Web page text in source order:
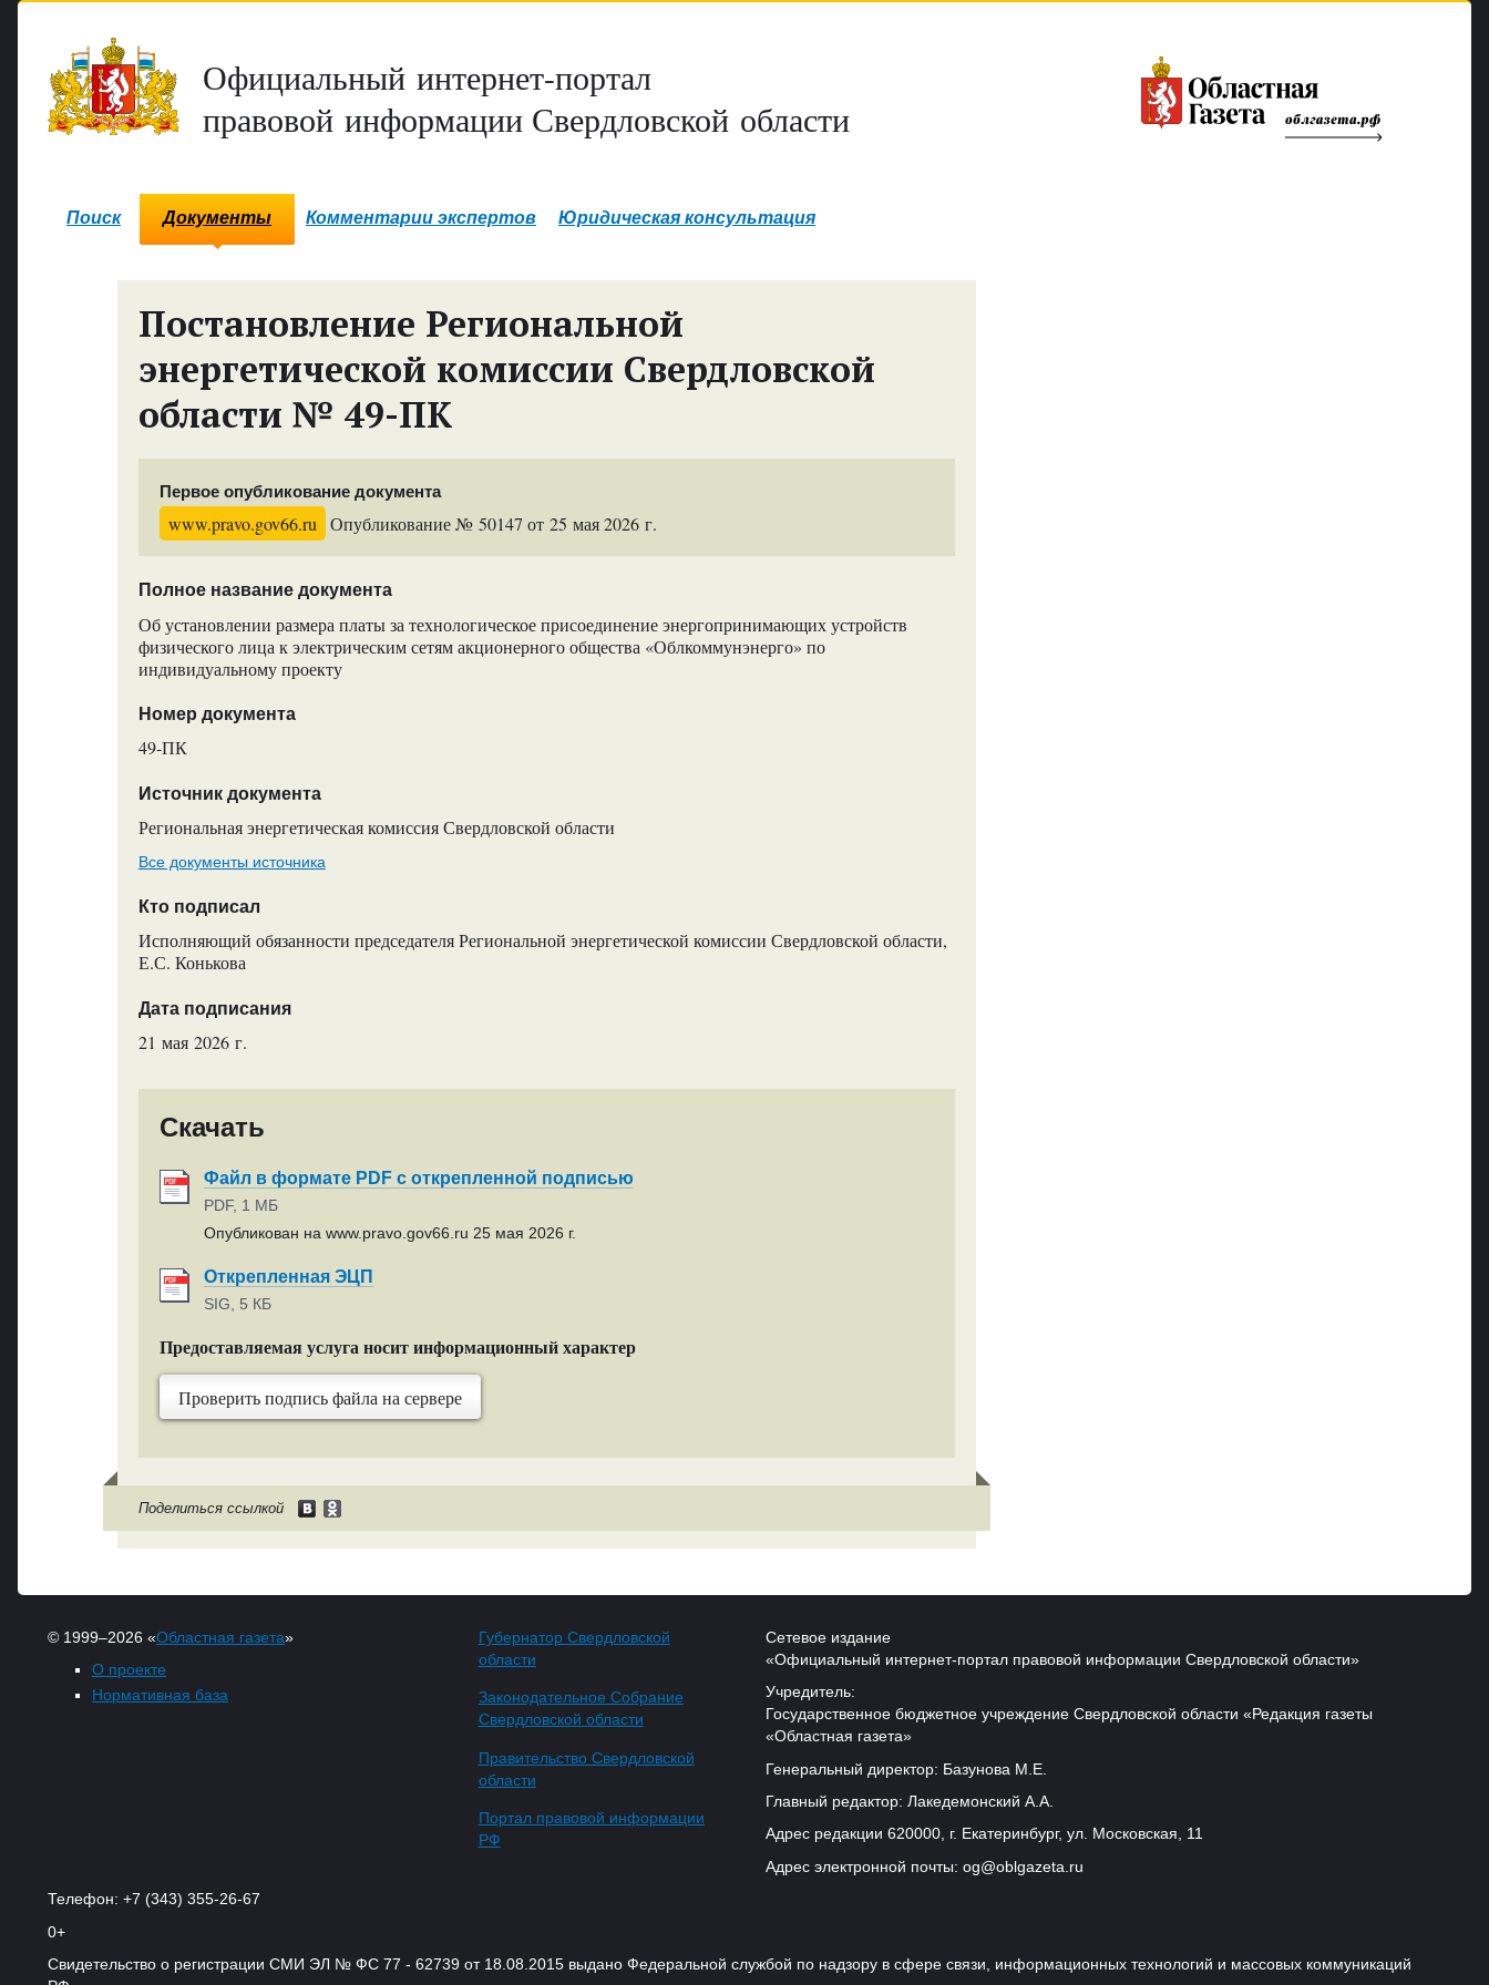
Официальный интернет-портал
правовой информации Свердловской области
Поиск Документы Комментарии экспертов Юридическая консультация
Постановление Региональной
энергетической комиссии Свердловской
области № 49-ПК
Первое опубликование документа
www.pravo.gov66.ru Опубликование № 50147 от 25 мая 2026 г.
Полное название документа
Об установлении размера платы за технологическое присоединение энергопринимающих устройств
физического лица к электрическим сетям акционерного общества «Облкоммунэнерго» по
индивидуальному проекту
Номер документа
49-ПК
Источник документа
Региональная энергетическая комиссия Свердловской области
Все документы источника
Кто подписал
Исполняющий обязанности председателя Региональной энергетической комиссии Свердловской области,
Е.С. Конькова
Дата подписания
21 мая 2026 г.
Скачать
Файл в формате PDF с открепленной подписью
PDF, 1 МБ
Опубликован на www.pravo.gov66.ru 25 мая 2026 г.
Открепленная ЭЦП
SIG, 5 КБ
Предоставляемая услуга носит информационный характер
Проверить подпись файла на сервере
Поделиться ссылкой
© 1999–2026 «Областная газета»
О проекте
Нормативная база
Губернатор Свердловской
области
Законодательное Собрание
Свердловской области
Правительство Свердловской
области
Портал правовой информации
РФ
Сетевое издание
«Официальный интернет-портал правовой информации Свердловской области»
Учредитель:
Государственное бюджетное учреждение Свердловской области «Редакция газеты
«Областная газета»
Генеральный директор: Базунова М.Е.
Главный редактор: Лакедемонский А.А.
Адрес редакции 620000, г. Екатеринбург, ул. Московская, 11
Адрес электронной почты: og@oblgazeta.ru
Телефон: +7 (343) 355-26-67
0+
Свидетельство о регистрации СМИ ЭЛ № ФС 77 - 62739 от 18.08.2015 выдано Федеральной службой по надзору в сфере связи, информационных технологий и массовых коммуникаций